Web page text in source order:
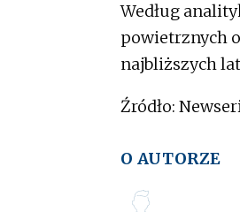
Według
powietrznych
najbliższych
Źródło:
O AUTORZE